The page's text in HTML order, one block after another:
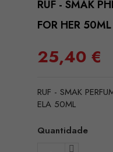
RUF - SMAK
FOR HER 50ML
25,40 €
RUF - SMAK
ELA 50ML
Quantidade